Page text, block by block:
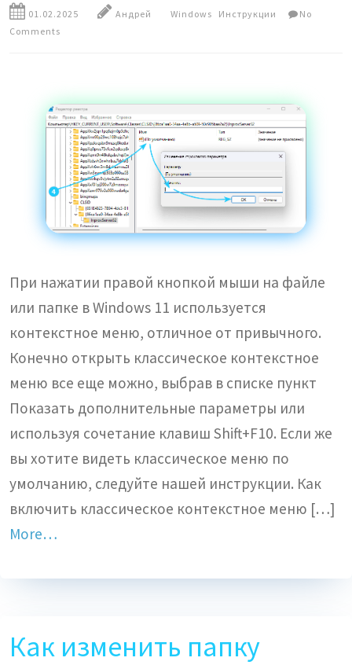
01.02.2025 Андрей Windows Инструкции
No
Comments
При нажатии правой кнопкой мыши на файле
или папке в Windows 11 используется
контекстное меню, отличное от привычного.
Конечно открыть классическое контекстное
меню все еще можно, выбрав в списке пункт
Показать дополнительные параметры или
используя сочетание клавиш Shift+F10. Если же
вы хотите видеть классическое меню по
умолчанию, следуйте нашей инструкции. Как
включить классическое контекстное меню […]
More…
Как изменить папку